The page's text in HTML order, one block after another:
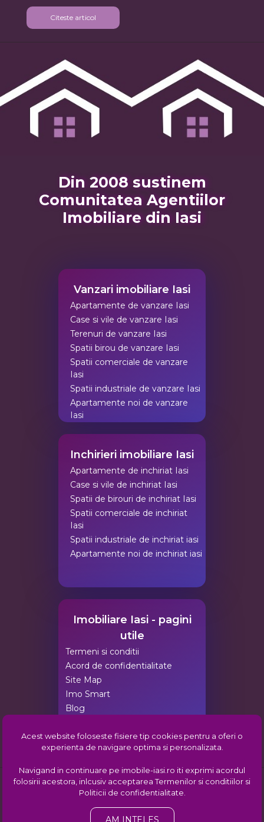
Citeste articol
Din 2008 sustinem
Comunitatea Agentiilor
Imobiliare din Iasi
Vanzari imobiliare Iasi
Apartamente de vanzare Iasi
Case si vile de vanzare Iasi
Terenuri de vanzare Iasi
Spatii birou de vanzare Iasi
Spatii comerciale de vanzare
Iasi
Spatii industriale de vanzare Iasi
Apartamente noi de vanzare
Iasi
Inchirieri imobiliare Iasi
Apartamente de inchiriat Iasi
Case si vile de inchiriat Iasi
Spatii de birouri de inchiriat Iasi
Spatii comerciale de inchiriat
Iasi
Spatii industriale de inchiriat iasi
Apartamente noi de inchiriat iasi
Imobiliare Iasi - pagini
utile
Termeni si conditii
Acord de confidentialitate
Site Map
Imo Smart
Blog
Pachete de promovare
Comunitatea imobiliara din Iasi
Copyright © 2008-2026:imobiliareiasi.ro , Imobiliare Iasi
Info consumator: 0800.080.999,
Acest website foloseste fisiere tip cookies pentru a oferi o
experienta de navigare optima si personalizata.
Navigand in continuare pe imobile-iasi.ro iti exprimi acordul
folosirii acestora, inlcusiv acceptareaTermenilor si conditiilor si
Politicii de confidentialitate
AM INTELES